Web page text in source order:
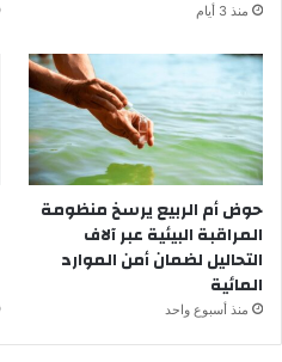
منذ 3 أيام
حوض أم الربيع يرسخ منظومة
المراقبة البيئية عبر آلاف
التحاليل لضمان أمن الموارد
المائية
منذ أسبوع واحد